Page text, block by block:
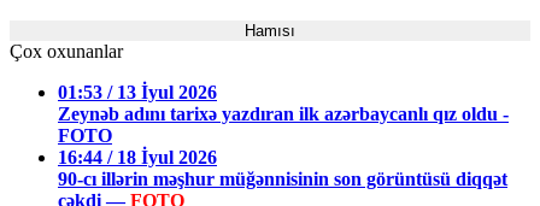
Hamısı
Çox oxunanlar
01:53 / 13 İyul 2026
Zeynəb adını tarixə yazdıran ilk azərbaycanlı qız oldu -
FOTO
16:44 / 18 İyul 2026
90-cı illərin məşhur müğənnisinin son görüntüsü diqqət
çəkdi —FOTO